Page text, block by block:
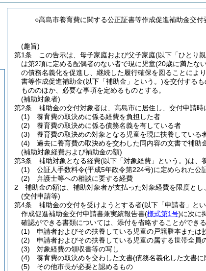
○高島市養育費に関する公正証書等作成促進補助金交付
(趣旨)
第1条
この告示は、母子家庭および父子家庭(以下「ひとり
は第2項に定める配偶者のない者で現に児童(20歳に満たな
の債務名義化を促進し、継続した履行確保を図ることによ
書等作成促進補助金(以下「補助金」という。)を交付するも
もののほか、必要な事項を定めるものとする。
(補助対象者)
第2条
補助金の交付対象者は、高島市に居住し、交付申請
(1)
養育費の取決めに係る経費を負担した者
(2)
養育費の取決めに係る債務名義を有している者
(3)
養育費の取決めの対象となる児童を現に扶養している
(4)
過去に養育費の取決めを交わした同内容の文書で補助
(補助対象経費および補助金の額)
第3条
補助対象となる経費(以下「対象経費」という。)は、
(1)
公証人手数料令(平成5年政令第224号)に定められた公
(2)
弁護士等への相談に要する経費
2
補助金の額は、補助対象者が支払った対象経費を限度と
(交付申請等)
第4条
補助金の交付を受けようとする者(以下「申請者」と
作成促進補助金交付申請書兼実績報告書(様式第1号)に次に
確認ができる書類については、添付を省略することができる
(1)
申請者およびその扶養している児童の戸籍謄本または
(2)
申請者およびその扶養している児童の属する世帯全員
(3)
対象経費の領収書等の写し
(4)
養育費の取決めを交わした文書(債務名義化した文書に
(5)
その他市長が必要と認めるもの